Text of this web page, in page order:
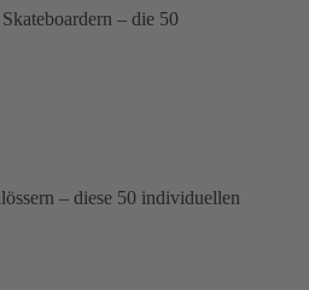
– die 50
– diese 50 individuellen